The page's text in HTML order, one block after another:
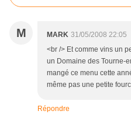
M MARK 31/05/2008 22:05
<br /> Et comme vins un
un Domaine des Tourne-
mangé ce menu cette
même pas une petite
Répondre